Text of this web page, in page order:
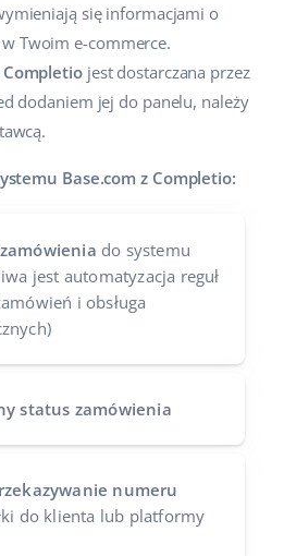
się informacjami o
Twoim e-commerce.
jest dostarczana przez
dodaniem jej do panelu, należy
Base.com z Completio:
do systemu
jest automatyzacja reguł
i obsługa
status zamówienia
numeru
do klienta lub platformy